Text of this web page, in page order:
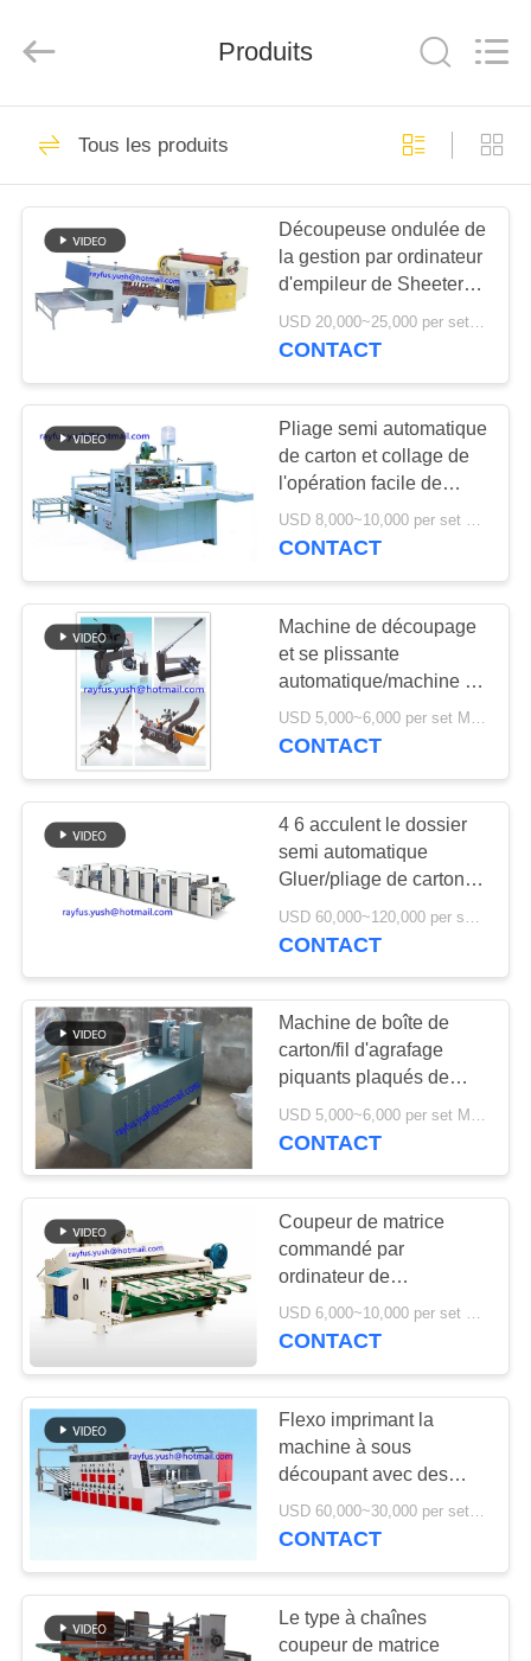
MAISON
PRODUITS
SUJET
NOUS
VISITE
D'USINE
CONTRÔLE
DE
QUALITÉ
CONTACTEZ-
NOUS
NOUVELLES
DEMANDEZ
CITATION
PLAN
DU
SITE
PRIVACY
POLICY
CARTON
MACHINE
Rights
Machine de
fabrication de boîte
de carton
machine ondulée de
fabrication de
cartons de carton
10
Machine piquante
de boîte de carton
13
machine de gluer de
dossier de carton
14
Imprimante Slotter
Die Cutter de Flexo
machine ondulée de
gifle simple
14
Produits
Tous les produits
Découpeuse ondulée de
la gestion par ordinateur
d'empileur de Sheeter 4
rotatoires
USD 20,000~25,000 per set MOQ:1 ensemble
CONTACT
Pliage semi automatique
de carton et collage de
l'opération facile de
fabrication de cartons
ondulée de machine
USD 8,000~10,000 per set MOQ:1 ensemble
CONTACT
Machine de découpage
et se plissante
automatique/machine de
découpage de couche
horizontale
USD 5,000~6,000 per set MOQ:1 ensemble
CONTACT
4 6 acculent le dossier
semi automatique
Gluer/pliage de carton et
machine de collage
CONTACT
Machine de boîte de
carton/fil d'agrafage
piquants plaqués de
cuivre faisant la machine
USD 5,000~6,000 per set MOQ:1 ensemble
CONTACT
Coupeur de matrice
commandé par
ordinateur de
dépouillement de
vibration pour l'empileur
USD 6,000~10,000 per set MOQ:1 ensemble
CONTACT
Flexo imprimant la
machine à sous
découpant avec des
matrices empilant la
fabrication de boîte de
USD 60,000~30,000 per set MOQ:1 ensemble
CONTACT
Le type à chaînes
coupeur de matrice